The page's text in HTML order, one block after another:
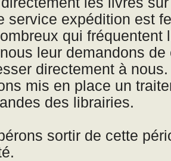
service expédition est
qui fréquentent
leur demandons
directement à nous.
mis en place un
des librairies.
sortir de cette